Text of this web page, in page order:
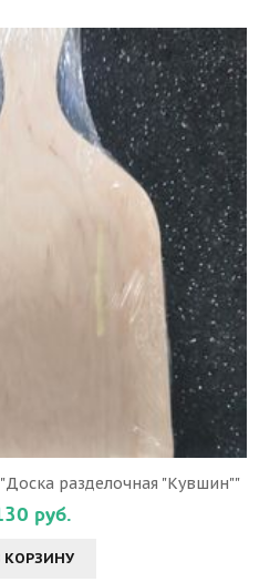
разделочная "Кувшин""
руб.
КОРЗИНУ